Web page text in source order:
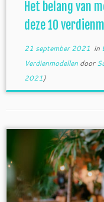
Het belang van
deze 10
21 september 2021 in
Verdienmodellen door
2021)